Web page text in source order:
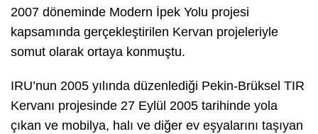
2007 döneminde Modern İpek Yolu projesi
kapsamında gerçekleştirilen Kervan projeleriyle
somut olarak ortaya konmuştu.
IRU’nun 2005 yılında düzenlediği Pekin-Brüksel TIR
Kervanı projesinde 27 Eylül 2005 tarihinde yola
çıkan ve mobilya, halı ve diğer ev eşyalarını taşıyan